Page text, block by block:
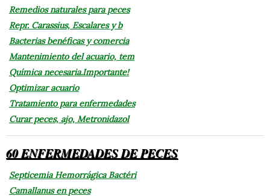
Remedios naturales para peces
Repr. Carassius, Escalares y b
Bacterias benéficas y comercia
Mantenimiento del acuario, tem
Química necesaria.Importante!
Optimizar acuario
Tratamiento para enfermedades
Curar peces, ajo, Metronidazol
60 ENFERMEDADES DE PECES
Septicemia Hemorrágica Bactéri
Camallanus en peces